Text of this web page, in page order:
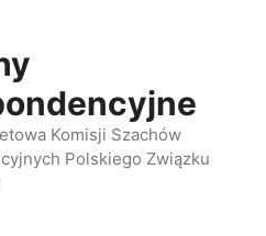
Komisji Szachów
Polskiego Związku